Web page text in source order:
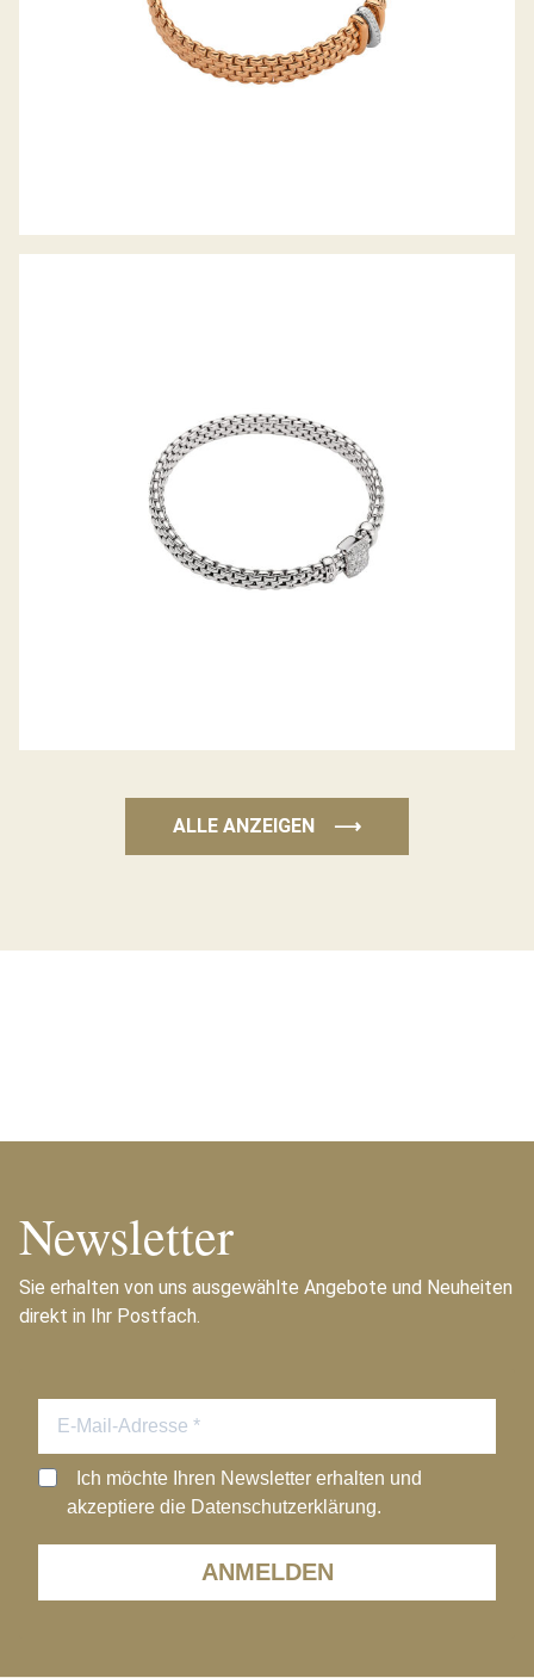
KOLLEKTION
ALLE ANZEIGEN ⟶
Newsletter
Sie erhalten von uns ausgewählte Angebote und Neuheiten
direkt in Ihr Postfach.
ANMELDEN
Ich möchte Ihren Newsletter erhalten und
akzeptiere die Datenschutzerklärung.